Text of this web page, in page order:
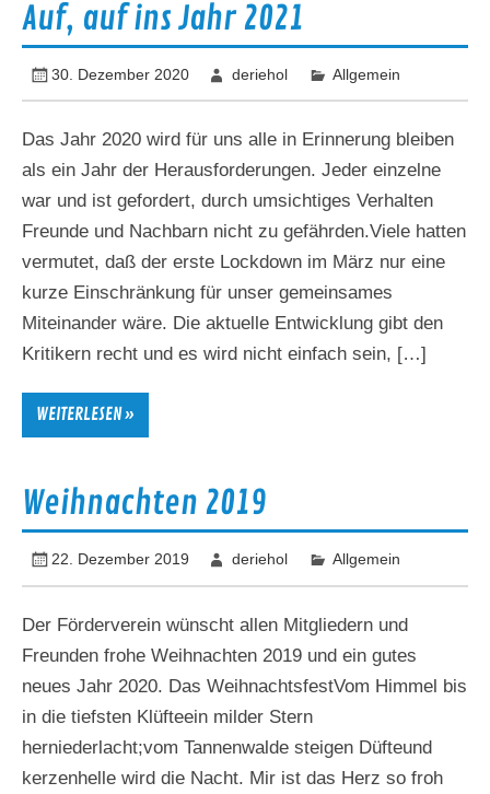
Auf, auf ins Jahr 2021
30. Dezember 2020 deriehol Allgemein
Das Jahr 2020 wird für uns alle in Erinnerung bleiben
als ein Jahr der Herausforderungen. Jeder einzelne
war und ist gefordert, durch umsichtiges Verhalten
Freunde und Nachbarn nicht zu gefährden.Viele hatten
vermutet, daß der erste Lockdown im März nur eine
kurze Einschränkung für unser gemeinsames
Miteinander wäre. Die aktuelle Entwicklung gibt den
Kritikern recht und es wird nicht einfach sein, […]
WEITERLESEN »
Weihnachten 2019
22. Dezember 2019 deriehol Allgemein
Der Förderverein wünscht allen Mitgliedern und
Freunden frohe Weihnachten 2019 und ein gutes
neues Jahr 2020. Das WeihnachtsfestVom Himmel bis
in die tiefsten Klüfteein milder Stern
herniederlacht;vom Tannenwalde steigen Düfteund
kerzenhelle wird die Nacht. Mir ist das Herz so froh